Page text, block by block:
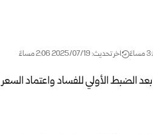
اخر تحديث: 2025/07/19 2:06 مساءً